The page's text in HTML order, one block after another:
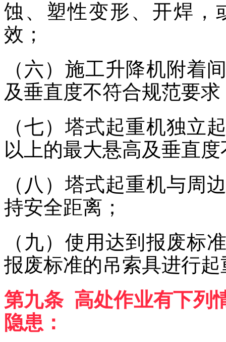
蚀、塑性变形、开焊，
效；
（六）施工升降机附着
及垂直度不符合规范要求
（七）塔式起重机独立
以上的最大悬高及垂直
（八）塔式起重机与周
持安全距离；
（九）使用达到报废标
报废标准的吊索具进行
第九条 高处作业有下列
隐患：